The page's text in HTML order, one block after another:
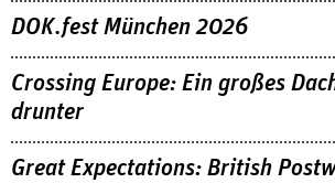
DOK.fest München 2026
Crossing Europe: Ein großes
drunter
Great Expectations: British